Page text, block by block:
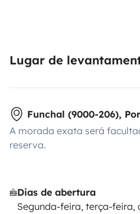
Lugar de
Funchal (9000-206),
A morada exata será
reserva.
Dias de abertura
Segunda-feira, terça-